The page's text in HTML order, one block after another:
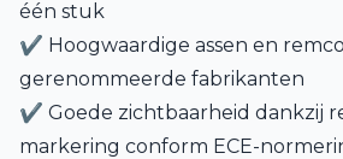
één stuk
✔ Hoogwaardige assen en
gerenommeerde fabrikanten
✔ Goede zichtbaarheid dankzij
markering conform ECE-